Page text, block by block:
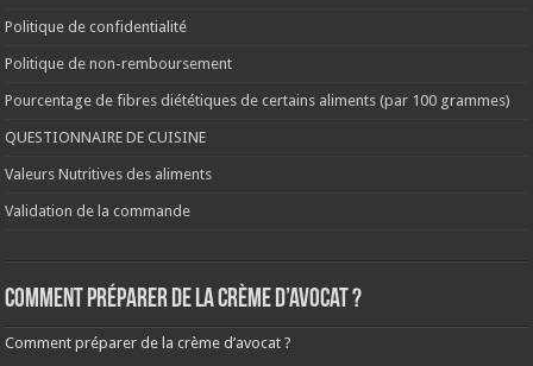
Politique de confidentialité
Politique de non-remboursement
Pourcentage de fibres diététiques de certains aliments (par 100 grammes)
QUESTIONNAIRE DE CUISINE
Valeurs Nutritives des aliments
Validation de la commande
Comment préparer de la crème d’avocat ?
Comment préparer de la crème d’avocat ?